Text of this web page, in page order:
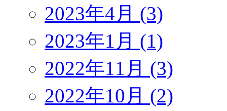
2023年4月 (3)
2023年1月 (1)
2022年11月 (3)
2022年10月 (2)